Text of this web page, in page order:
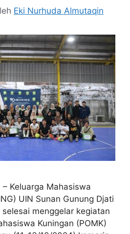
Eki Nurhuda Almutaqin
– Keluarga Mahasiswa
UIN Sunan Gunung Djati
menggelar kegiatan
Kuningan (POMK)